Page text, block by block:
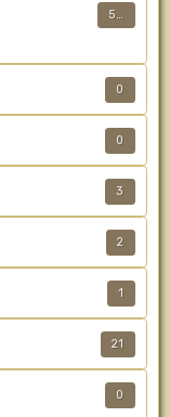
0
0
3
2
1
21
0